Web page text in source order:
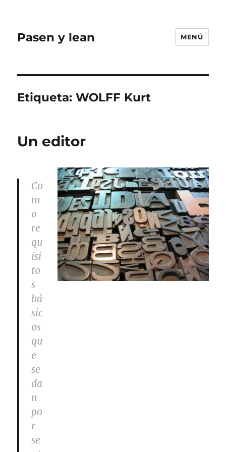
Pasen y lean MENÚ
Etiqueta:WOLFF Kurt
Un editor
Co
m
o
re
qu
isi
to
s
bá
sic
os
qu
e
se
da
n
po
r
se